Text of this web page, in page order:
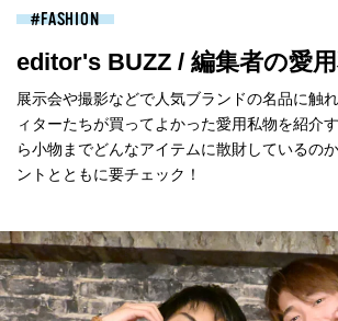
FASHION
editor's BUZZ / 編集者の愛
展示会や撮影などで人気ブランドの名品に触
ィターたちが買ってよかった愛用私物を紹介
ら小物までどんなアイテムに散財しているの
ントとともに要チェック！